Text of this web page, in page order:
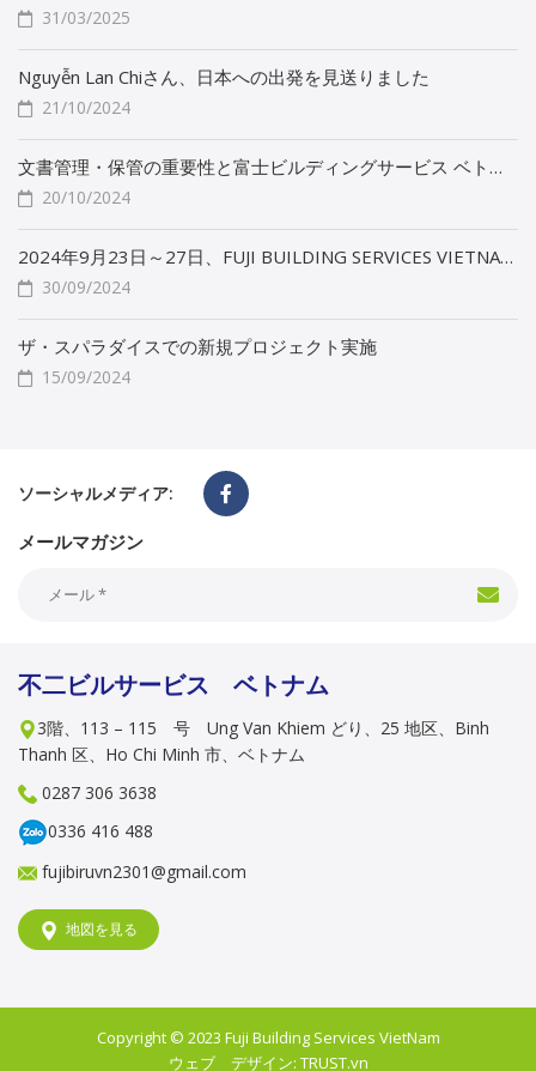
31/03/2025
Nguyễn Lan Chiさん、日本への出発を見送りました
21/10/2024
文書管理・保管の重要性と富士ビルディングサービス ベトナムによる改善プロジェクト
20/10/2024
2024年9月23日～27日、FUJI BUILDING SERVICES VIETNAMが高齢者介護専門研修を実施
30/09/2024
ザ・スパラダイスでの新規プロジェクト実施
15/09/2024
ソーシャルメディア:
メールマガジン
不二ビルサービス ベトナム
3階、113 – 115 号 Ung Van Khiem どり、25 地区、Binh
Thanh 区、Ho Chi Minh 市、ベトナム
0287 306 3638
0336 416 488
fujibiruvn2301@gmail.com
地図を見る
Copyright © 2023 Fuji Building Services VietNam
ウェブ デザイン: TRUST.vn